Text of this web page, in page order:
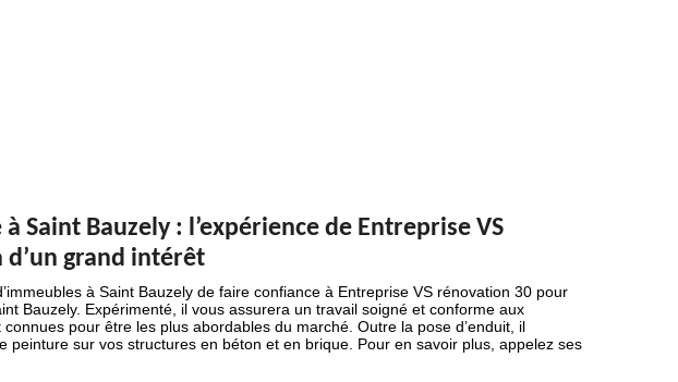
à Saint Bauzely : l’expérience de Entreprise VS
d’un grand intérêt
à Saint Bauzely de faire confiance à Entreprise VS rénovation 30 pour
Bauzely. Expérimenté, il vous assurera un travail soigné et conforme aux
pour être les plus abordables du marché. Outre la pose d’enduit, il
peinture sur vos structures en béton et en brique. Pour en savoir plus, appelez ses